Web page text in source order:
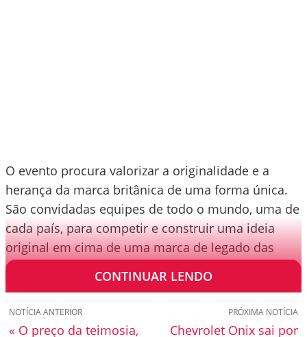
O evento procura valorizar a originalidade e a
herança da marca britânica de uma forma única.
São convidadas equipes de todo o mundo, uma de
cada país, para competir e construir uma ideia
original em cima de uma marca de legado das
motocicletas.
CONTINUAR LENDO
PRÓXIMA NOTÍCIA
Chevrolet Onix sai por
NOTÍCIA ANTERIOR
« O preço da teimosia,